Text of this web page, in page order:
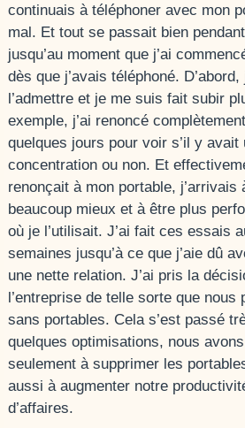
continuais à téléphoner avec mon
mal. Et tout se passait bien
jusqu’au moment que j’ai
dès que j’avais téléphoné.
l’admettre et je me suis fait subir
exemple, j’ai renoncé
quelques jours pour voir s’il y
concentration ou non. Et
renonçait à mon portable, j’arrivais
beaucoup mieux et à être plus
où je l’utilisait. J’ai fait ces essais
semaines jusqu’à ce que j’aie dû
une nette relation. J’ai pris la
l’entreprise de telle sorte que nous
sans portables. Cela s’est passé
quelques optimisations, nous
seulement à supprimer les
aussi à augmenter notre
d’affaires.